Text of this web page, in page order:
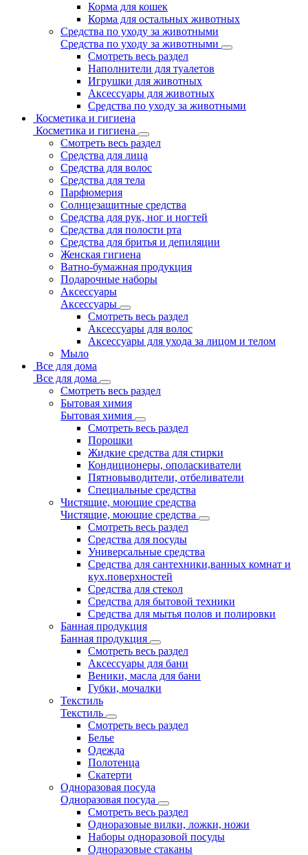
Корма для кошек
Корма для остальных животных
Средства по уходу за животными
Средства по уходу за животными
Смотреть весь раздел
Наполнители для туалетов
Игрушки для животных
Аксессуары для животных
Средства по уходу за животными
Косметика и гигиена
Косметика и гигиена
Смотреть весь раздел
Средства для лица
Средства для волос
Средства для тела
Парфюмерия
Солнцезащитные средства
Средства для рук, ног и ногтей
Средства для полости рта
Средства для бритья и депиляции
Женская гигиена
Ватно-бумажная продукция
Подарочные наборы
Аксессуары
Аксессуары
Смотреть весь раздел
Аксессуары для волос
Аксессуары для ухода за лицом и телом
Мыло
Все для дома
Все для дома
Смотреть весь раздел
Бытовая химия
Бытовая химия
Смотреть весь раздел
Порошки
Жидкие средства для стирки
Кондиционеры, ополаскиватели
Пятновыводители, отбеливатели
Специальные средства
Чистящие, моющие средства
Чистящие, моющие средства
Смотреть весь раздел
Средства для посуды
Универсальные средства
Средства для сантехники,ванных комнат и
кух.поверхностей
Средства для стекол
Средства для бытовой техники
Средства для мытья полов и полировки
Банная продукция
Банная продукция
Смотреть весь раздел
Аксессуары для бани
Веники, масла для бани
Губки, мочалки
Текстиль
Текстиль
Смотреть весь раздел
Белье
Одежда
Полотенца
Скатерти
Одноразовая посуда
Одноразовая посуда
Смотреть весь раздел
Одноразовые вилки, ложки, ножи
Наборы одноразовой посуды
Одноразовые стаканы